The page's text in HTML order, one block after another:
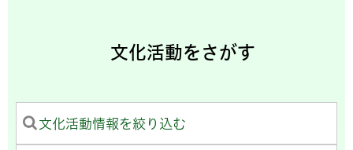
文化活動をさがす
文化活動情報を絞り込む